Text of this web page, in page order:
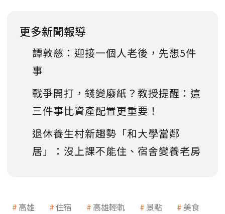
更多新聞報導
譚敦慈：迎接一個人老後，先想5件
事
戰爭開打，錢變廢紙？教授提醒：這
三件事比資產配置更重要！
退休養生村新趨勢「和大學當鄰
居」：沒上課不能住、宿舍變養老房
高雄 住宿 高雄輕軌 景點
美食